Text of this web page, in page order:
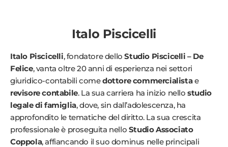
Italo Piscicelli
Italo Piscicelli, fondatore delloStudio Piscicelli – De
Felice, vanta oltre 20 anni di esperienza nei settori
giuridico-contabili comedottore commercialistae
revisore contabile. La sua carriera ha inizio nellostudio
legale di famiglia, dove, sin dall’adolescenza, ha
approfondito le tematiche del diritto. La sua crescita
professionale è proseguita nello Studio Associato
Coppola, affiancando il suo dominus nelle principali